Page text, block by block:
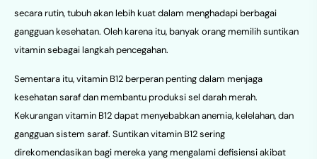
secara rutin, tubuh akan lebih kuat dalam menghadapi berbagai
gangguan kesehatan. Oleh karena itu, banyak orang memilih suntikan
vitamin sebagai langkah pencegahan.
Sementara itu, vitamin B12 berperan penting dalam menjaga
kesehatan saraf dan membantu produksi sel darah merah.
Kekurangan vitamin B12 dapat menyebabkan anemia, kelelahan, dan
gangguan sistem saraf. Suntikan vitamin B12 sering
direkomendasikan bagi mereka yang mengalami defisiensi akibat